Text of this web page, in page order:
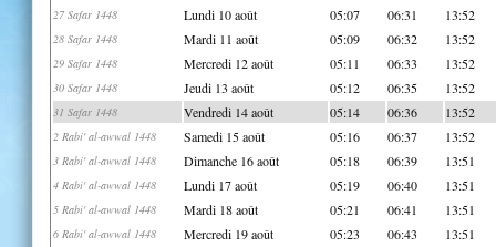
27 Safar 1448 Lundi 10 août 05:07 06:31 13:52
28 Safar 1448 Mardi 11 août 05:09 06:32 13:52
29 Safar 1448 Mercredi 12 août 05:11 06:33 13:52
30 Safar 1448 Jeudi 13 août 05:12 06:35 13:52
31 Safar 1448 Vendredi 14 août 05:14 06:36 13:52
2 Rabi' al-awwal 1448 Samedi 15 août 05:16 06:37 13:52
3 Rabi' al-awwal 1448 Dimanche 16 août 05:18 06:39 13:51
4 Rabi' al-awwal 1448 Lundi 17 août 05:19 06:40 13:51
5 Rabi' al-awwal 1448 Mardi 18 août 05:21 06:41 13:51
6 Rabi' al-awwal 1448 Mercredi 19 août 05:23 06:43 13:51